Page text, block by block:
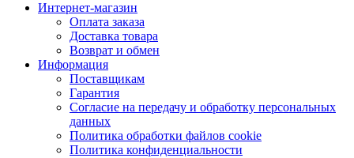
Интернет-магазин
Оплата заказа
Доставка товара
Возврат и обмен
Информация
Поставщикам
Гарантия
Согласие на передачу и обработку персональных
данных
Политика обработки файлов cookie
Политика конфиденциальности